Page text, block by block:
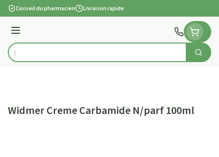
Aller au contenu
Conseil du pharmacien Livraison rapide
Menu
Rechercher
Widmer Creme Carbamide N/parf 100ml